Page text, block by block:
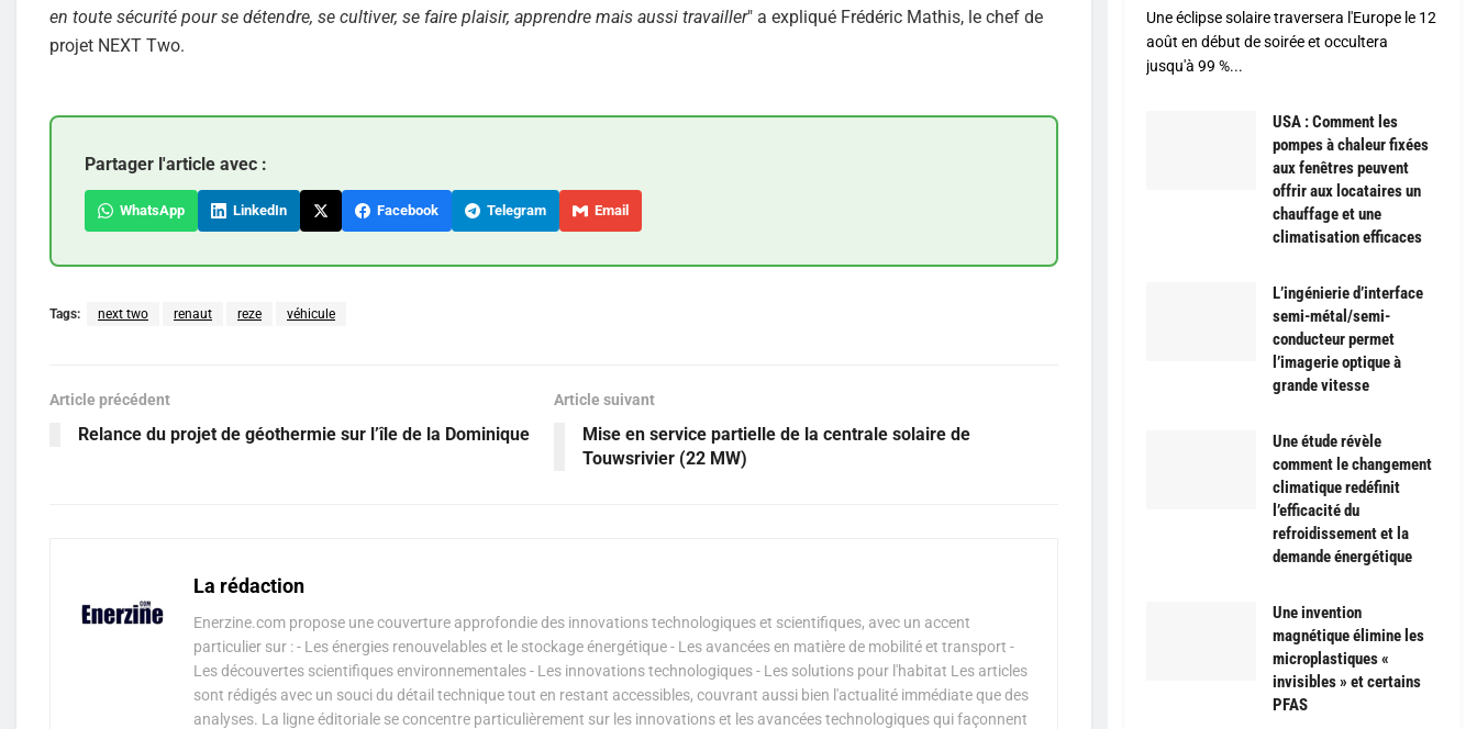
en toute sécurité pour se détendre, se cultiver, se faire plaisir, apprendre mais aussi travailler" a expliqué Frédéric Mathis, le chef de
projet NEXT Two.
Partager l'article avec :
WhatsApp LinkedIn Facebook Telegram Email
Tags: next two renaut reze véhicule
Article précédent
Relance du projet de géothermie sur l’île de la Dominique
Article suivant
Mise en service partielle de la centrale solaire de
Touwsrivier (22 MW)
La rédaction
Enerzine.com propose une couverture approfondie des innovations technologiques et scientifiques, avec un accent
particulier sur : - Les énergies renouvelables et le stockage énergétique - Les avancées en matière de mobilité et transport -
Les découvertes scientifiques environnementales - Les innovations technologiques - Les solutions pour l'habitat Les articles
sont rédigés avec un souci du détail technique tout en restant accessibles, couvrant aussi bien l'actualité immédiate que des
analyses. La ligne éditoriale se concentre particulièrement sur les innovations et les avancées technologiques qui façonnent
Une éclipse solaire traversera l'Europe le 12
août en début de soirée et occultera
jusqu'à 99 %...
USA : Comment les
pompes à chaleur fixées
aux fenêtres peuvent
offrir aux locataires un
chauffage et une
climatisation efficaces
L’ingénierie d’interface
semi-métal/semi-
conducteur permet
l’imagerie optique à
grande vitesse
Une étude révèle
comment le changement
climatique redéfinit
l’efficacité du
refroidissement et la
demande énergétique
Une invention
magnétique élimine les
microplastiques «
invisibles » et certains
PFAS